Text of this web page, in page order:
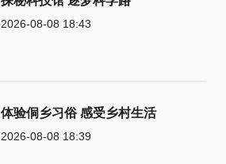
2026-08-08 18:43
体验侗乡习俗 感受乡村生活
2026-08-08 18:39